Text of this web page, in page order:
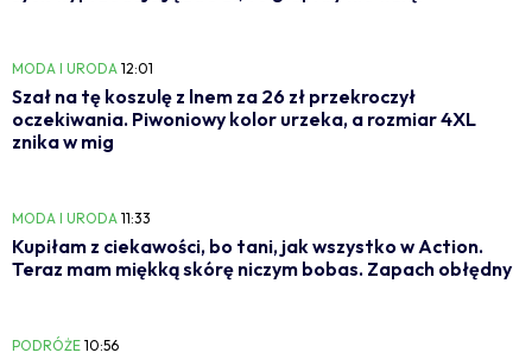
MODA I URODA 12:01
Szał na tę koszulę z lnem za 26 zł przekroczył
oczekiwania. Piwoniowy kolor urzeka, a rozmiar 4XL
znika w mig
MODA I URODA 11:33
Kupiłam z ciekawości, bo tani, jak wszystko w Action.
Teraz mam miękką skórę niczym bobas. Zapach obłędny
PODRÓŻE 10:56